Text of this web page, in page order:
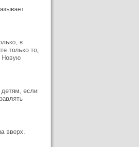
в
только то,
Новую
детям, если
вверх.